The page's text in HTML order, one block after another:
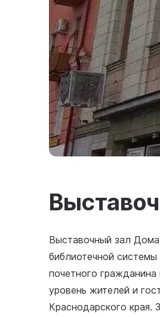
Выставочный зал
библиотечной
почетного
уровень жителей и
Краснодарского края.